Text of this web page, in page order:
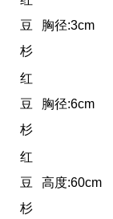
豆
杉
胸径:3cm
红
豆
杉
胸径:6cm
红
豆
杉
高度:60cm